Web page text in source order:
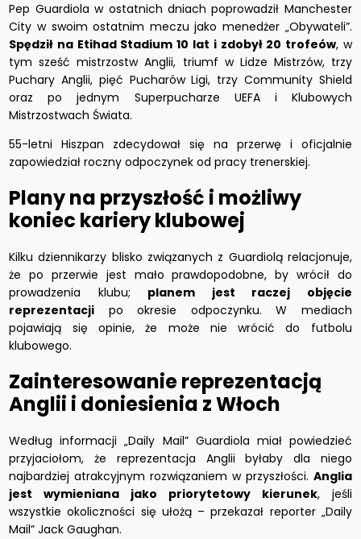
Pep Guardiola w ostatnich dniach poprowadził Manchester
City w swoim ostatnim meczu jako menedżer „Obywateli”.
Spędził na Etihad Stadium 10 lat i zdobył 20 trofeów, w
tym sześć mistrzostw Anglii, triumf w Lidze Mistrzów, trzy
Puchary Anglii, pięć Pucharów Ligi, trzy Community Shield
oraz po jednym Superpucharze UEFA i Klubowych
Mistrzostwach Świata.
55-letni Hiszpan zdecydował się na przerwę i oficjalnie
zapowiedział roczny odpoczynek od pracy trenerskiej.
Plany na przyszłość i możliwy
koniec kariery klubowej
Kilku dziennikarzy blisko związanych z Guardiolą relacjonuje,
że po przerwie jest mało prawdopodobne, by wrócił do
prowadzenia klubu; planem jest raczej objęcie
reprezentacji po okresie odpoczynku. W mediach
pojawiają się opinie, że może nie wrócić do futbolu
klubowego.
Zainteresowanie reprezentacją
Anglii i doniesienia z Włoch
Według informacji „Daily Mail” Guardiola miał powiedzieć
przyjaciołom, że reprezentacja Anglii byłaby dla niego
najbardziej atrakcyjnym rozwiązaniem w przyszłości. Anglia
jest wymieniana jako priorytetowy kierunek, jeśli
wszystkie okoliczności się ułożą – przekazał reporter „Daily
Mail” Jack Gaughan.